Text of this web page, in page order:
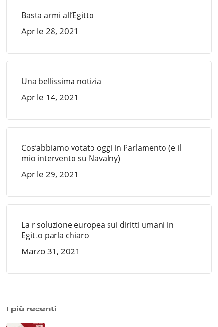
Basta armi all’Egitto
Aprile 28, 2021
Una bellissima notizia
Aprile 14, 2021
Cos’abbiamo votato oggi in Parlamento (e il
mio intervento su Navalny)
Aprile 29, 2021
La risoluzione europea sui diritti umani in
Egitto parla chiaro
Marzo 31, 2021
I più recenti